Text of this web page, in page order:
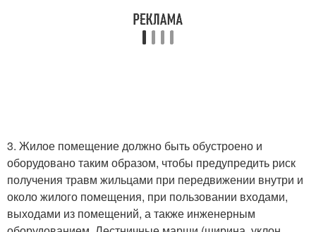
3. Жилое помещение должно быть обустроено и
оборудовано таким образом, чтобы предупредить риск
получения травм жильцами при передвижении внутри и
около жилого помещения, при пользовании входами,
выходами из помещений, а также инженерным